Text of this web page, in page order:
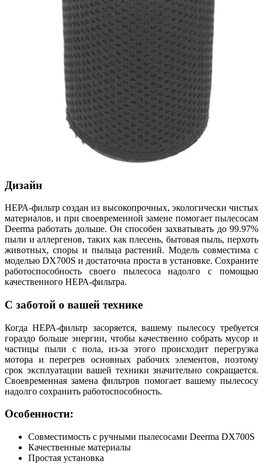
Дизайн
НЕРА-фильтр создан из высокопрочных, экологически чистых
материалов, и при своевременной замене помогает пылесосам
Deerma работать дольше. Он способен захватывать до 99.97%
пыли и аллергенов, таких как плесень, бытовая пыль, перхоть
животных, споры и пыльца растений. Модель совместима с
моделью DX700S и достаточна проста в установке. Сохраните
работоспособность своего пылесоса надолго с помощью
качественного НЕРА-фильтра.
С заботой о вашей технике
Когда НЕРА-фильтр засоряется, вашему пылесосу требуется
гораздо больше энергии, чтобы качественно собрать мусор и
частицы пыли с пола, из-за этого происходит перегрузка
мотора и перегрев основных рабочих элементов, поэтому
срок эксплуатации вашей техники значительно сокращается.
Своевременная замена фильтров помогает вашему пылесосу
надолго сохранить работоспособность.
Особенности:
Совместимость с ручными пылесосами Deerma DX700S
Качественные материалы
Простая установка